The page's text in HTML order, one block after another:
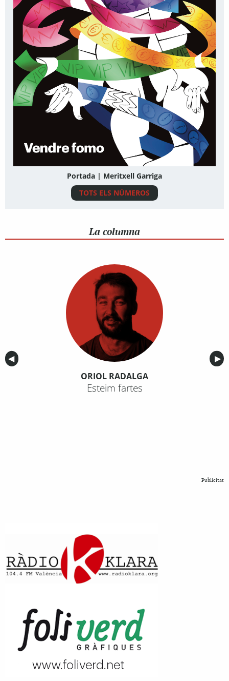
Portada | Meritxell Garriga
TOTS ELS NÚMEROS
La columna
Anterior
◀︎ ▶︎
ORIOL RADALGA
Esteim fartes
Publicitat